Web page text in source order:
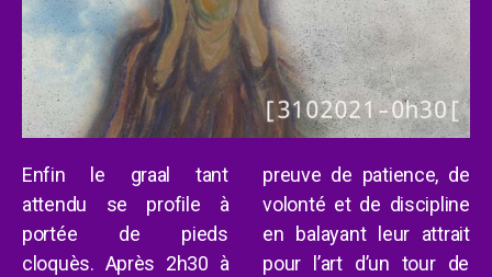
Enfin le graal tant
attendu se profile à
portée de pieds
cloquès. Après 2h30 à
preuve de patience, de
volonté et de discipline
en balayant leur attrait
pour l’art d’un tour de